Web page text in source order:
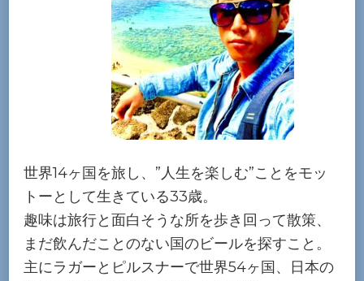
ま
と
め〜
へ
の
世界14ヶ国を旅し、”人生を楽しむ”ことをモッ
トーとして生きている33歳。
趣味は旅行と面白そうな所を歩き回って散策、
まだ飲んだことのない国のビールを探すこと。
主にラガーとピルスナーで世界54ヶ国、日本の